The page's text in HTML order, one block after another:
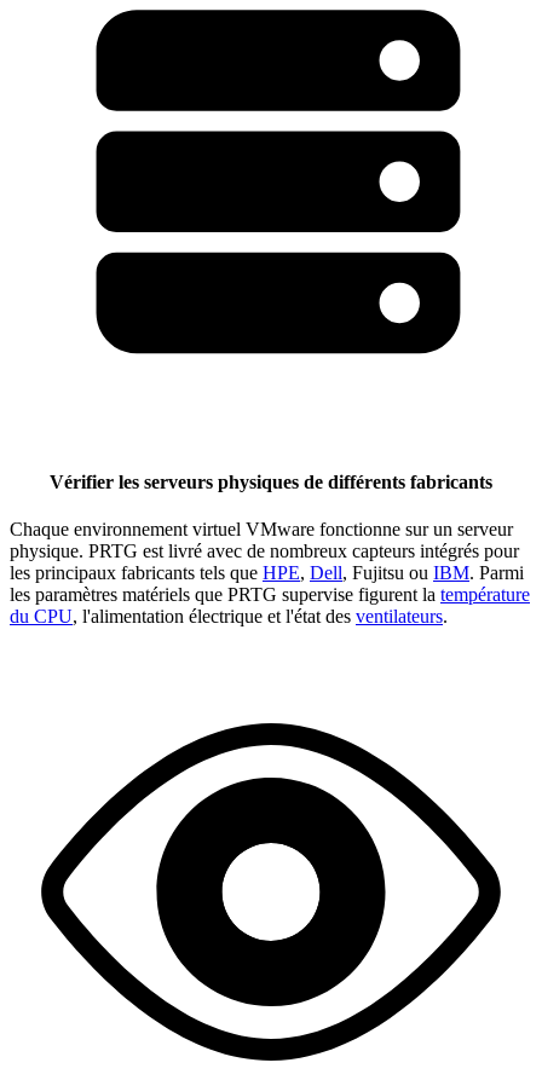
Vérifier les serveurs physiques de différents fabricants
Chaque environnement virtuel VMware fonctionne sur un serveur
physique. PRTG est livré avec de nombreux capteurs intégrés pour
les principaux fabricants tels que HPE, Dell, Fujitsu ou IBM. Parmi
les paramètres matériels que PRTG supervise figurent la température
du CPU, l'alimentation électrique et l'état des ventilateurs.